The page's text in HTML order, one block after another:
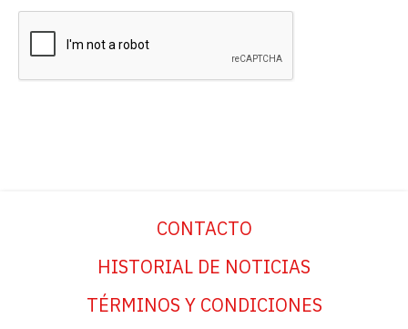
CONTACTO
HISTORIAL DE NOTICIAS
TÉRMINOS Y CONDICIONES